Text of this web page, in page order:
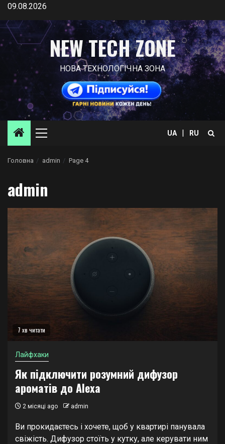
Skip
content
09.08.2026
NEW TECH ZONE
НОВА ТЕХНОЛОГІЧНА ЗОНА
Primary
UA | RU
Головна admin Page 4
admin
7 хв читати
Лайфхаки
Як підключити розумний дифузор
ароматів до Alexa
2 місяці ago admin
Ви прокидаєтесь і хочете, щоб у квартирі панувала
свіжість. Дифузор стоїть у кутку, але керувати ним